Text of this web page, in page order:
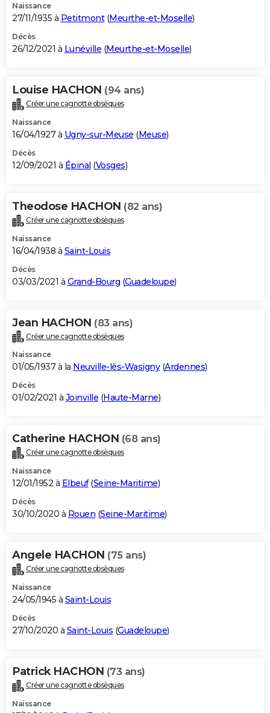
Naissance
27/11/1935 à Petitmont(Meurthe-et-Moselle)
Décès
26/12/2021 à Lunéville (Meurthe-et-Moselle)
Louise HACHON (94 ans)
Créer une cagnotte obsèques
Naissance
16/04/1927 à Ugny-sur-Meuse (Meuse)
Décès
12/09/2021 à Épinal (Vosges)
Theodose HACHON (82 ans)
Créer une cagnotte obsèques
Naissance
16/04/1938 à Saint-Louis
Décès
03/03/2021 à Grand-Bourg (Guadeloupe)
Jean HACHON (83 ans)
Créer une cagnotte obsèques
Naissance
01/05/1937 à la Neuville-lès-Wasigny(Ardennes)
Décès
01/02/2021 à Joinville (Haute-Marne)
Catherine HACHON (68 ans)
Créer une cagnotte obsèques
Naissance
12/01/1952 à Elbeuf(Seine-Maritime)
Décès
30/10/2020 à Rouen (Seine-Maritime)
Angele HACHON (75 ans)
Créer une cagnotte obsèques
Naissance
24/05/1945 à Saint-Louis
Décès
27/10/2020 à Saint-Louis (Guadeloupe)
Patrick HACHON (73 ans)
Créer une cagnotte obsèques
Naissance